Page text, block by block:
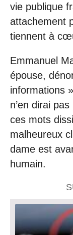
vie publique
attachement
tiennent à
Emmanuel
épouse,
informations
n’en dirai
ces mots
malheureux
dame est
humain.